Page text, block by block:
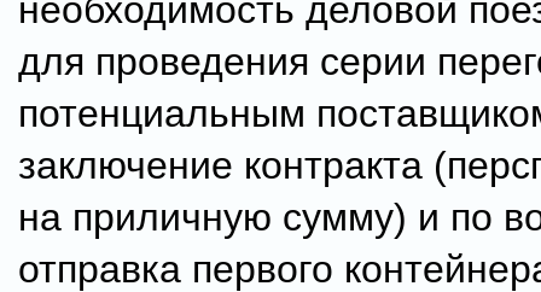
необходимость деловой
для проведения серии
потенциальным
заключение контракта
на приличную сумму) и по
отправка первого